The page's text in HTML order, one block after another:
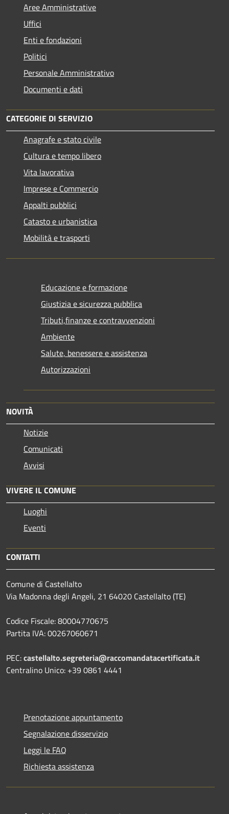
Aree Amministrative
Uffici
Enti e fondazioni
Politici
Personale Amministrativo
Documenti e dati
CATEGORIE DI SERVIZIO
Anagrafe e stato civile
Cultura e tempo libero
Vita lavorativa
Imprese e Commercio
Appalti pubblici
Catasto e urbanistica
Mobilità e trasporti
Educazione e formazione
Giustizia e sicurezza pubblica
Tributi,finanze e contravvenzioni
Ambiente
Salute, benessere e assistenza
Autorizzazioni
NOVITÀ
Notizie
Comunicati
Avvisi
VIVERE IL COMUNE
Luoghi
Eventi
CONTATTI
Comune di Castellalto
Via Madonna degli Angeli, 21 64020 Castellalto (TE)
Codice Fiscale: 80004770675
Partita IVA: 00267060671
PEC:castellalto.segreteria@raccomandatacertificata.it
Centralino Unico: +39 0861 4441
Prenotazione appuntamento
Segnalazione disservizio
Leggi le FAQ
Richiesta assistenza